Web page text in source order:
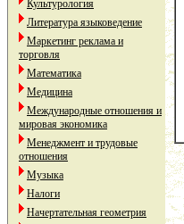
Культурология
Литература языковедение
Маркетинг реклама и
торговля
Математика
Медицина
Международные отношения и
мировая экономика
Менеджмент и трудовые
отношения
Музыка
Налоги
Начертательная геометрия